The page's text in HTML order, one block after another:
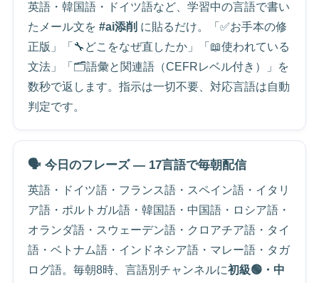
英語・韓国語・ドイツ語など、学習中の言語で書い
たメール文を#ai添削 に貼るだけ。「✅お手本の修
正版」「🔧どこをなぜ直したか」「📖使われている
文法」「🗂語彙と関連語（CEFRレベル付き）」を
数秒で返します。指示は一切不要、対応言語は自動
判定です。
🗣️ 今日のフレーズ — 17言語で毎朝配信
英語・ドイツ語・フランス語・スペイン語・イタリ
ア語・ポルトガル語・韓国語・中国語・ロシア語・
オランダ語・スウェーデン語・クロアチア語・タイ
語・ベトナム語・インドネシア語・マレー語・タガ
ログ語。毎朝8時、言語別チャンネルに初級🟢・中